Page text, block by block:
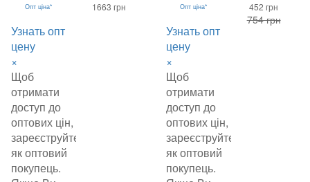
Опт ціна*
Узнать опт
цену
×
Щоб
отримати
доступ до
оптових цін,
зареєструйтеся
як оптовий
покупець.
1663 грн Опт ціна*
Узнать опт
цену
×
Щоб
отримати
доступ до
оптових цін,
зареєструйтеся
як оптовий
покупець.
452 грн
754 грн